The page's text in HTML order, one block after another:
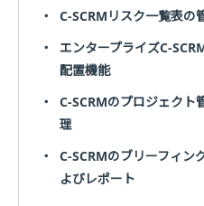
・
C-SCRMリスク一覧表の
・
エンタープライズC-
配置機能
・
C-SCRMのプロジェクト
理
・
C-SCRMのブリーフィン
よびレポート